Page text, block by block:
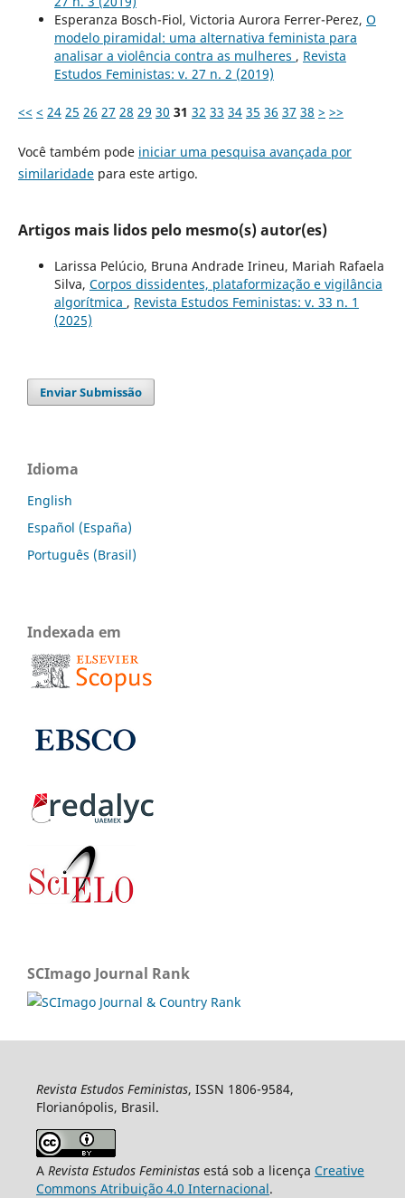
Esperanza Bosch-Fiol, Victoria Aurora Ferrer-Perez, O
modelo piramidal: uma alternativa feminista para
analisar a violência contra as mulheres , Revista
Estudos Feministas: v. 27 n. 2 (2019)
<< < 24 25 26 27 28 29 30 31 32 33 34 35 36 37 38 > >>
Você também pode iniciar uma pesquisa avançada por
similaridadepara este artigo.
Artigos mais lidos pelo mesmo(s) autor(es)
Larissa Pelúcio, Bruna Andrade Irineu, Mariah Rafaela
Silva, Corpos dissidentes, plataformização e vigilância
algorítmica , Revista Estudos Feministas: v. 33 n. 1
(2025)
Enviar Submissão
Idioma
English
Español (España)
Português (Brasil)
Indexada em
SCImago Journal Rank
Revista Estudos Feministas, ISSN 1806-9584,
Florianópolis, Brasil.
A Revista Estudos Feministasestá sob a licença Creative
Commons Atribuição 4.0 Internacional.